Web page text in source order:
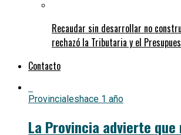
Recaudar sin desarrollar no
rechazó la Tributaria y el
Contacto
Provincialeshace 1 año
La Provincia advierte